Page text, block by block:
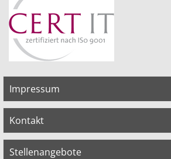
Impressum
Kontakt
Stellenangebote